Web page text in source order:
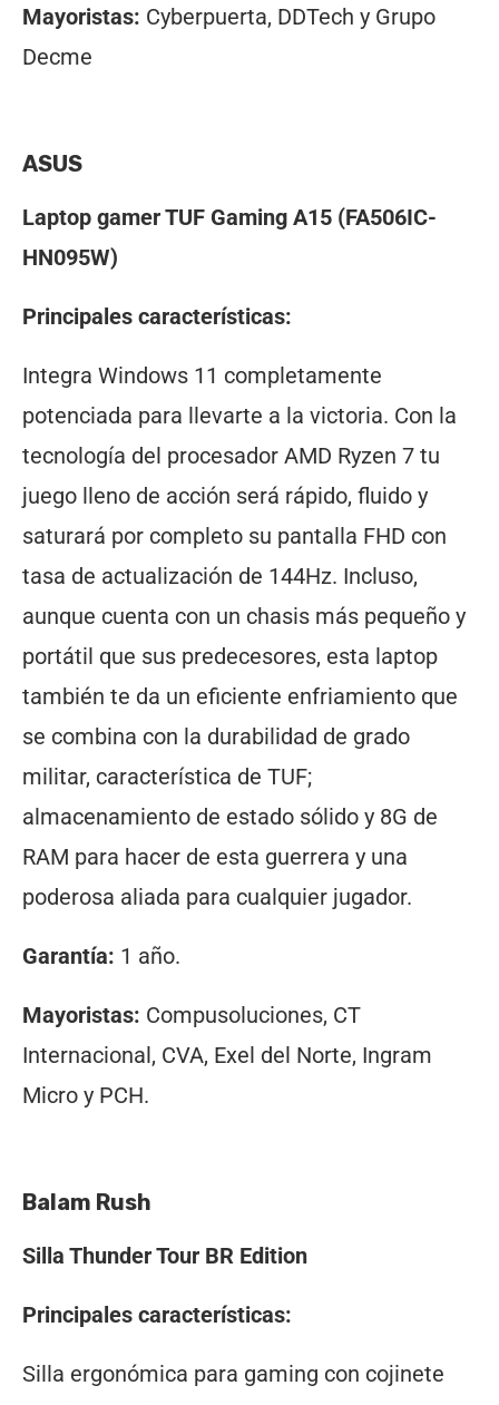
Mayoristas: Cyberpuerta, DDTech y Grupo
Decme
ASUS
Laptop gamer TUF Gaming A15 (FA506IC-
HN095W)
Principales características:
Integra Windows 11 completamente
potenciada para llevarte a la victoria. Con la
tecnología del procesador AMD Ryzen 7 tu
juego lleno de acción será rápido, fluido y
saturará por completo su pantalla FHD con
tasa de actualización de 144Hz. Incluso,
aunque cuenta con un chasis más pequeño y
portátil que sus predecesores, esta laptop
también te da un eficiente enfriamiento que
se combina con la durabilidad de grado
militar, característica de TUF;
almacenamiento de estado sólido y 8G de
RAM para hacer de esta guerrera y una
poderosa aliada para cualquier jugador.
Garantía: 1 año.
Mayoristas: Compusoluciones, CT
Internacional, CVA, Exel del Norte, Ingram
Micro y PCH.
Balam Rush
Silla Thunder Tour BR Edition
Principales características:
Silla ergonómica para gaming con cojinete